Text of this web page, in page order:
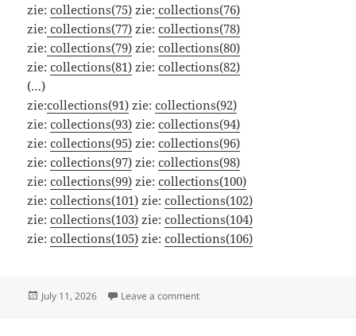
zie:collections(75) zie: collections(76)
zie: collections(77) zie:collections(78)
zie: collections(79) zie:collections(80)
zie:collections(81) zie:collections(82)
(…)
zie:collections(91) zie:collections(92)
zie:collections(93) zie:collections(94)
zie:collections(95) zie:collections(96)
zie:collections(97) zie:collections(98)
zie:collections(99) zie:collections(100)
zie:collections(101) zie:collections(102)
zie:collections(103) zie:collections(104)
zie:collections(105) zie:collections(106)
Posted
July 11, 2026 Leave a commenton collections (107)